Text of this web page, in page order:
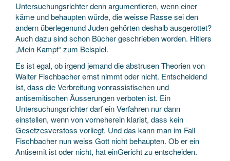
Untersuchungsrichter denn argumentieren, wenn einer
käme und behaupten würde, die weisse Rasse sei den
andern überlegenund Juden gehörten deshalb ausgerottet?
Auch dazu sind schon Bücher geschrieben worden. Hitlers
„Mein Kampf“ zum Beispiel.
Es ist egal, ob irgend jemand die abstrusen Theorien von
Walter Fischbacher ernst nimmt oder nicht. Entscheidend
ist, dass die Verbreitung vonrassistischen und
antisemitischen Äusserungen verboten ist. Ein
Untersuchungsrichter darf ein Verfahren nur dann
einstellen, wenn von vorneherein klarist, dass kein
Gesetzesverstoss vorliegt. Und das kann man im Fall
Fischbacher nun weiss Gott nicht behaupten. Ob er ein
Antisemit ist oder nicht, hat einGericht zu entscheiden.